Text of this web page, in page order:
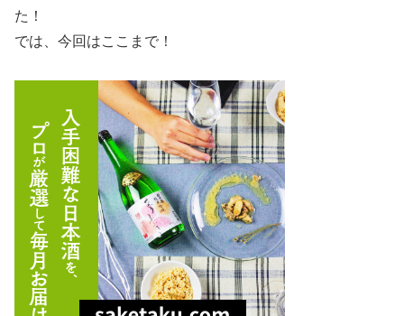
た！
では、今回はここまで！